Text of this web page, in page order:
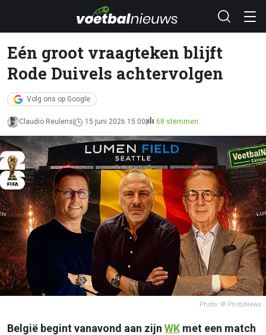
Eén groot vraagteken blijft
Rode Duivels achtervolgen
Volg ons op Google
Claudio Reulens 15 juni 2026 15:00 68 stemmen
Photo: © PhotoNews
België begint vanavond aan zijn WK met een match